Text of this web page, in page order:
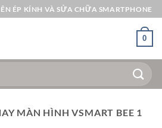
ÉP KÍNH VÀ SỬA CHỮA SMARTPHONE
0
MÀN HÌNH VSMART BEE 1